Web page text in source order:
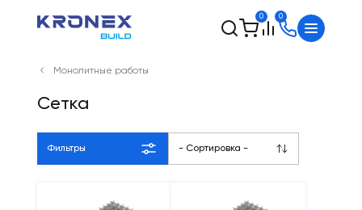
0 0
Монолитные работы
Сетка
Фильтры - Сортировка -